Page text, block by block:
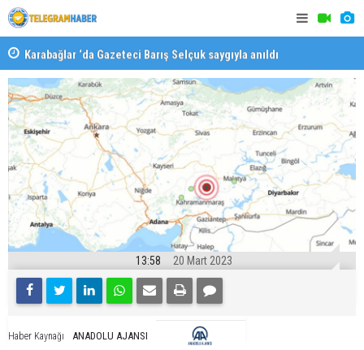
Karabağlar ‘da Gazeteci Barış Selçuk saygıyla anıldı
13:58 20 Mart 2023
Haber Kaynağı ANADOLU AJANSI